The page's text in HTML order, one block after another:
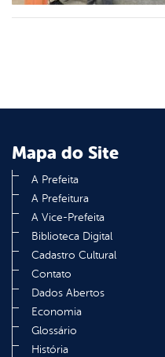
Mapa do Site
A Prefeita
A Prefeitura
A Vice-Prefeita
Biblioteca Digital
Cadastro Cultural
Contato
Dados Abertos
Economia
Glossário
História